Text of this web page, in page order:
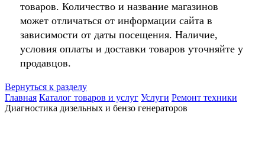
товаров. Количество и название магазинов
может отличаться от информации сайта в
зависимости от даты посещения. Наличие,
условия оплаты и доставки товаров уточняйте у
продавцов.
Вернуться к разделу
Главная Каталог товаров и услуг Услуги Ремонт техники
Диагностика дизельных и бензо генераторов